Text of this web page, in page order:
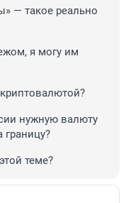
— такое реально
я могу им
нужную валюту
теме?